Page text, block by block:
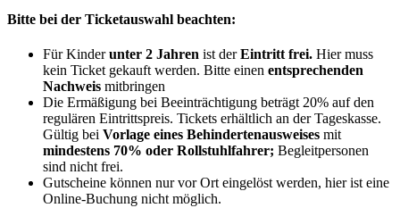
Bitte bei der Ticketauswahl beachten:
Für Kinderunter 2 Jahren ist derEintritt frei. Hier muss
kein Ticket gekauft werden. Bitte einen entsprechenden
Nachweis mitbringen
Die Ermäßigung bei Beeinträchtigung beträgt 20% auf den
regulären Eintrittspreis. Tickets erhältlich an der Tageskasse.
Gültig bei Vorlage eines Behindertenausweises mit
mindestens 70% oder Rollstuhlfahrer; Begleitpersonen
sind nicht frei.
Gutscheine können nur vor Ort eingelöst werden, hier ist eine
Online-Buchung nicht möglich.